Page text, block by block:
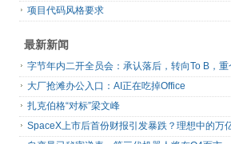
项目代码风格要求
最新新闻
大厂抢滩办公入口：AI正在吃掉Office
扎克伯格“对标”梁文峰